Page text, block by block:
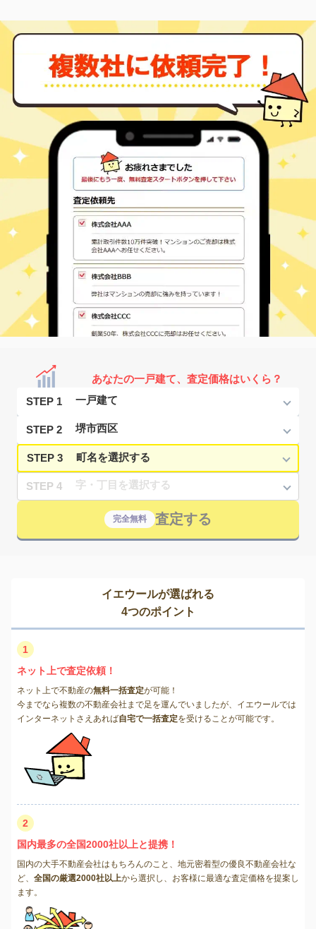
あなたの一戸建て、査定価格はいくら？
STEP 1
STEP 2
STEP 3
STEP 4
完全無料 査定する
イエウールが選ばれる
4つのポイント
1
ネット上で査定依頼！
ネット上で不動産の無料一括査定が可能！
今までなら複数の不動産会社まで足を運んでいましたが、イエウールでは
インターネットさえあれば自宅で一括査定を受けることが可能です。
2
国内最多の全国2000社以上と提携！
国内の大手不動産会社はもちろんのこと、地元密着型の優良不動産会社な
ど、 全国の厳選2000社以上から選択し、お客様に最適な査定価格を提案し
ます。